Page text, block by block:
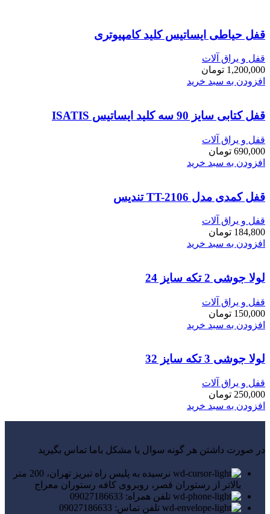
قفل حیاطی ایساتیس کلید کامپیوتری
قفل و یراق آلات
1,200,000 تومان
افزودن به سبد خرید
قفل کتابی سایز 90 سه کلید ایساتیس ISATIS
قفل و یراق آلات
690,000 تومان
افزودن به سبد خرید
قفل کمدی مدل TT-2106 تندیس
قفل و یراق آلات
184,800 تومان
افزودن به سبد خرید
لولا جوشی 2 تکه سایز 24
قفل و یراق آلات
150,000 تومان
افزودن به سبد خرید
لولا جوشی 3 تکه سایز 32
قفل و یراق آلات
250,000 تومان
افزودن به سبد خرید
در صورت داشتن هر گونه سوال یا مشکل باما تماس بگیرید
نرسیده به پلیس راه تبریز تهران، 200 متر
بالاتر از رستوران قصر، روبروی کافه رستوران معراج
تلفن همراه: 09027186633
تلفن تماس: 09027186633